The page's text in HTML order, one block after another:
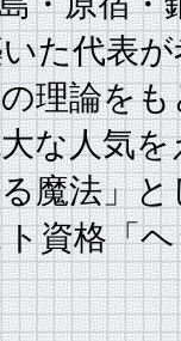
た代表
理論を
な人気
魔法」
資格「